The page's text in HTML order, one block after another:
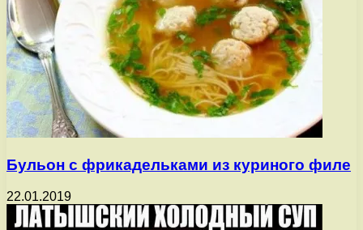
Бульон с фрикадельками из куриного филе
22.01.2019